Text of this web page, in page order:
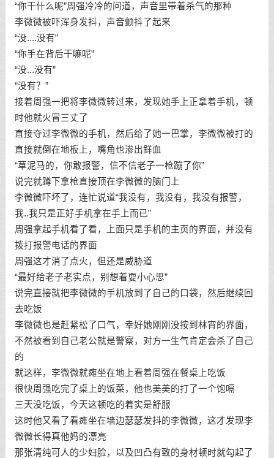
“你干什么呢”周强冷冷的问道，声音里带着杀气的那种
李微微被吓浑身发抖，声音颤抖了起来
“没....没有”
“你手在背后干嘛呢”
“没...没有”
“没有？”
接着周强一把将李微微转过来，发现她手上正拿着手机，顿
时他就火冒三丈了
直接夺过李微微的手机，然后给了她一巴掌，李微微被打的
直接就倒在地板上，嘴角也渗出鲜血
“草泥马的，你敢报警，信不信老子一枪蹦了你”
说完就蹲下拿枪直接顶在李微微的脑门上
李微微吓坏了，连忙说道“我没有，我没有，我没有报警，
我..我只是正好手机拿在手上而已”
周强拿起手机看了看，上面只是手机的主页的界面，并没有
拨打报警电话的界面
周强这才消了点火，但还是威胁道
“最好给老子老实点，别想着耍小心思”
说完直接就把李微微的手机放到了自己的口袋，然后继续回
去吃饭
李微微也是赶紧松了口气，幸好她刚刚没按到林宵的界面，
不然被看到自己老公就是警察，对方一生气肯定会杀了自己
的
就这样，李微微就瘫坐在地上看着周强在餐桌上吃饭
很快周强吃完了桌上的饭菜，他也美美的打了一个饱嗝
三天没吃饭，今天这顿吃的着实是舒服
这时他又看了看瘫坐在墙边瑟瑟发抖的李微微，这才发现李
微微长得真他妈的漂亮
那张清纯可人的少妇脸，以及凹凸有致的身材顿时就勾起了